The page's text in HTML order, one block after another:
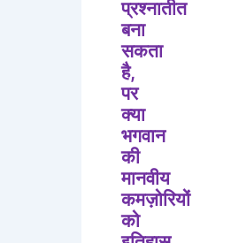
प्रश्नातीत
बना
सकता
है,
पर
क्या
भगवान
की
मानवीय
कमज़ोरियों
को